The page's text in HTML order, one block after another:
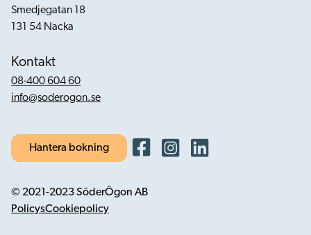
Smedjegatan 18
131 54 Nacka
Kontakt
08-400 604 60
info@soderogon.se
Hantera bokning
© 2021-2023 SöderÖgon AB
PolicysCookiepolicy